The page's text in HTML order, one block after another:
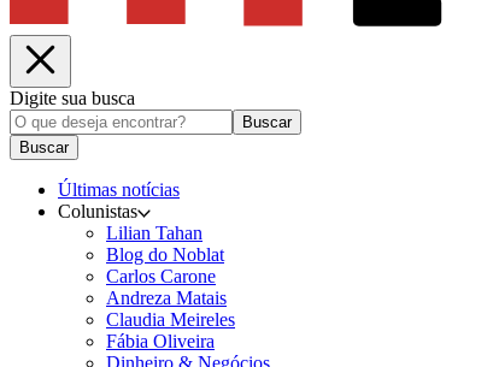
Digite sua busca
Buscar
Buscar
Últimas notícias
Colunistas
Lilian Tahan
Blog do Noblat
Carlos Carone
Andreza Matais
Claudia Meireles
Fábia Oliveira